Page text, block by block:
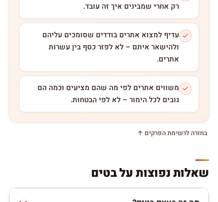
רק אחרי שמבינים איך זה עובד.
עדיף למצוא אתרים בודדים שסומכים עליהם
ולהישאר איתם – לא לפזר כסף בין עשרות
אתרים.
משווים אתרים לפי מה שהם מציעים וכמה הם
גובים לכל הימור – לא לפי הבטחות.
בחזרה לרשימת הפרקים ↑
שאלות נפוצות על בטים